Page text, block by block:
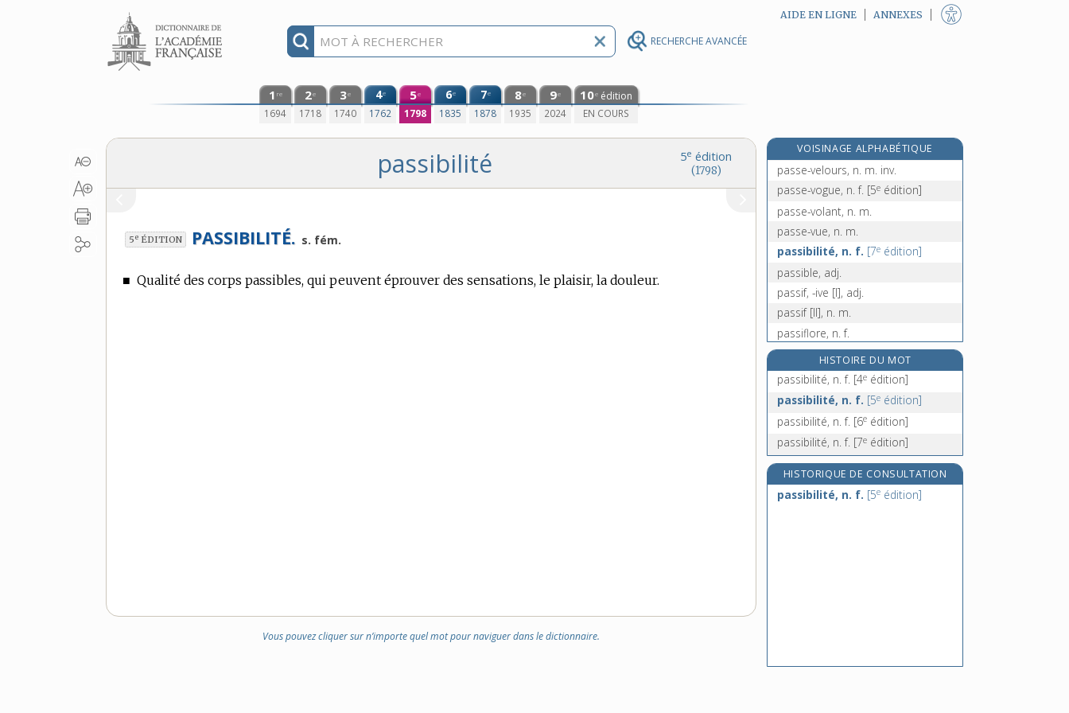
RECHERCHE AVANCÉE
Aller au contenu AIDE EN LIGNE ANNEXES
1 re
1694
2e
1718
3e
1740
4e
1762
5e
1798
6e
1835
7e
1878
8e
1935
9e
2024
10e édition
EN COURS
5e édition
(1798)
passibilité
5e ÉDITION PASSIBILITÉ. s. fém.
■ Qualité des corps passibles, qui peuvent éprouver des sensations, le plaisir, la douleur.
Vous pouvez cliquer sur n’importe quel mot pour naviguer dans le dictionnaire.
VOISINAGE ALPHABÉTIQUE
passeur, -euse, n.
passe-velours, n. m. inv.
passe-vogue, n. f. [5e édition]
passe-volant, n. m.
passe-vue, n. m.
passibilité, n. f. [7e édition]
passible, adj.
passif, -ive [I], adj.
passif [II], n. m.
passiflore, n. f.
passim, adv.
passing-shot, n. m.
passion, n. f.
passioniste, n.
HISTOIRE DU MOT
passibilité, n. f. [4e édition]
passibilité, n. f. [5e édition]
passibilité, n. f. [6e édition]
passibilité, n. f. [7e édition]
HISTORIQUE DE CONSULTATION
passibilité, n. f. [5e édition]